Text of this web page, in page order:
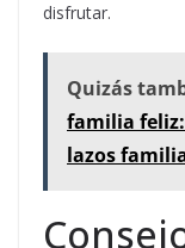
disfrutar.
Quizás
familia
lazos